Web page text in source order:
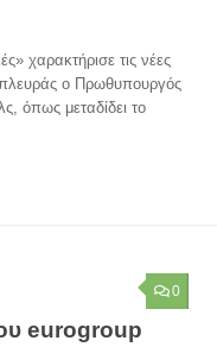
χαρακτήρισε τις νέες
πλευράς ο Πρωθυπουργός
όπως μεταδίδει το
0
eurogroup